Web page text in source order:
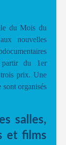
du Mois du
nouvelles
partir du 1er
prix. Une
sont organisés
salles,
et films